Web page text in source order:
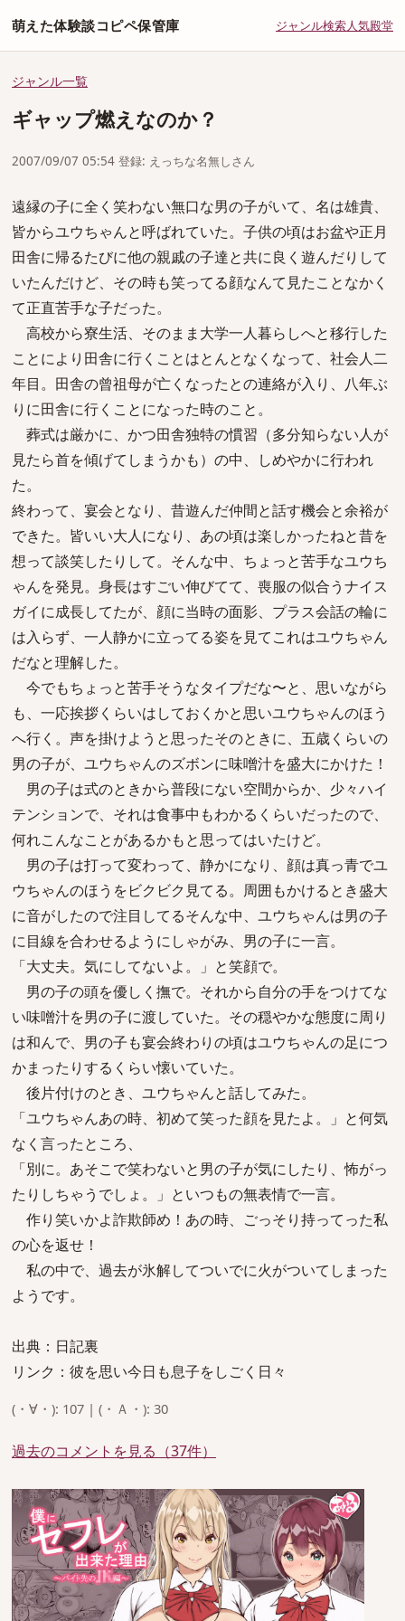
萌えた体験談コピペ保管庫 ジャンル検索人気殿堂
ジャンル一覧
ギャップ燃えなのか？
2007/09/07 05:54 登録: えっちな名無しさん
遠縁の子に全く笑わない無口な男の子がいて、名は雄貴、
皆からユウちゃんと呼ばれていた。子供の頃はお盆や正月
田舎に帰るたびに他の親戚の子達と共に良く遊んだりして
いたんだけど、その時も笑ってる顔なんて見たことなかく
て正直苦手な子だった。
高校から寮生活、そのまま大学一人暮らしへと移行した
ことにより田舎に行くことはとんとなくなって、社会人二
年目。田舎の曾祖母が亡くなったとの連絡が入り、八年ぶ
りに田舎に行くことになった時のこと。
葬式は厳かに、かつ田舎独特の慣習（多分知らない人が
見たら首を傾げてしまうかも）の中、しめやかに行われ
た。
終わって、宴会となり、昔遊んだ仲間と話す機会と余裕が
できた。皆いい大人になり、あの頃は楽しかったねと昔を
想って談笑したりして。そんな中、ちょっと苦手なユウち
ゃんを発見。身長はすごい伸びてて、喪服の似合うナイス
ガイに成長してたが、顔に当時の面影、プラス会話の輪に
は入らず、一人静かに立ってる姿を見てこれはユウちゃん
だなと理解した。
今でもちょっと苦手そうなタイプだな〜と、思いながら
も、一応挨拶くらいはしておくかと思いユウちゃんのほう
へ行く。声を掛けようと思ったそのときに、五歳くらいの
男の子が、ユウちゃんのズボンに味噌汁を盛大にかけた！
男の子は式のときから普段にない空間からか、少々ハイ
テンションで、それは食事中もわかるくらいだったので、
何れこんなことがあるかもと思ってはいたけど。
男の子は打って変わって、静かになり、顔は真っ青でユ
ウちゃんのほうをビクビク見てる。周囲もかけるとき盛大
に音がしたので注目してるそんな中、ユウちゃんは男の子
に目線を合わせるようにしゃがみ、男の子に一言。
「大丈夫。気にしてないよ。」と笑顔で。
男の子の頭を優しく撫で。それから自分の手をつけてな
い味噌汁を男の子に渡していた。その穏やかな態度に周り
は和んで、男の子も宴会終わりの頃はユウちゃんの足につ
かまったりするくらい懐いていた。
後片付けのとき、ユウちゃんと話してみた。
「ユウちゃんあの時、初めて笑った顔を見たよ。」と何気
なく言ったところ、
「別に。あそこで笑わないと男の子が気にしたり、怖がっ
たりしちゃうでしょ。」といつもの無表情で一言。
作り笑いかよ詐欺師め！あの時、ごっそり持ってった私
の心を返せ！
私の中で、過去が氷解してついでに火がついてしまった
ようです。
出典：日記裏
リンク：彼を思い今日も息子をしごく日々
(・∀・): 107 | (・Ａ・): 30
過去のコメントを見る（37件）